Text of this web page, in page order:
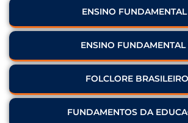
ENSINO
ENSINO FUNDAMENTAL
FOLCLORE BRASILEIRO
FUNDAMENTOS DA